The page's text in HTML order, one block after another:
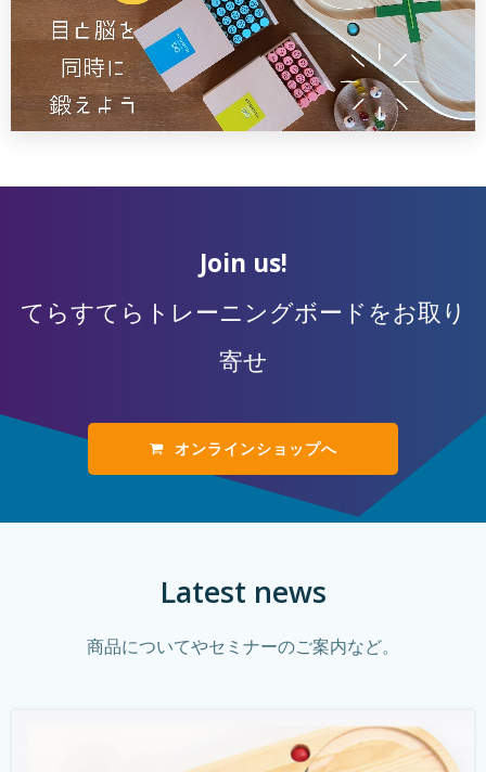
Join us!
てらすてらトレーニングボードをお取り
寄せ
オンラインショップへ
Latest news
商品についてやセミナーのご案内など。